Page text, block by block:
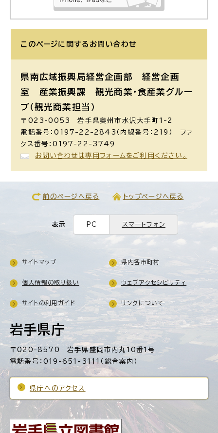
このページに関する お問い合わせ
県南広域振興局経営企画部 経営企画
室 産業振興課 観光商業・食産業グルー
プ（観光商業担当）
〒023-0053 岩手県奥州市水沢大手町1-2
電話番号：0197-22-2843（内線番号：219） ファ
クス番号：0197-22-3749
お問い合わせは専用フォームをご利用ください。
前のページへ戻る トップページへ戻る
表示 PC スマートフォン
岩手県庁
〒020-8570 岩手県盛岡市内丸10番1号
電話番号：019-651-3111（総合案内）
県庁へのアクセス
サイトマップ 県内各市町村
個人情報の取り扱い ウェブアクセシビリティ
サイトの利用ガイド リンクについて